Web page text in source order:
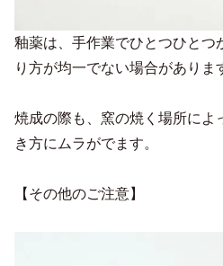
釉薬は、手作業でひとつひとつ
り方が均一でない場合がありま
焼成の際も、窯の焼く場所によ
き方にムラがでます。
【その他のご注意】